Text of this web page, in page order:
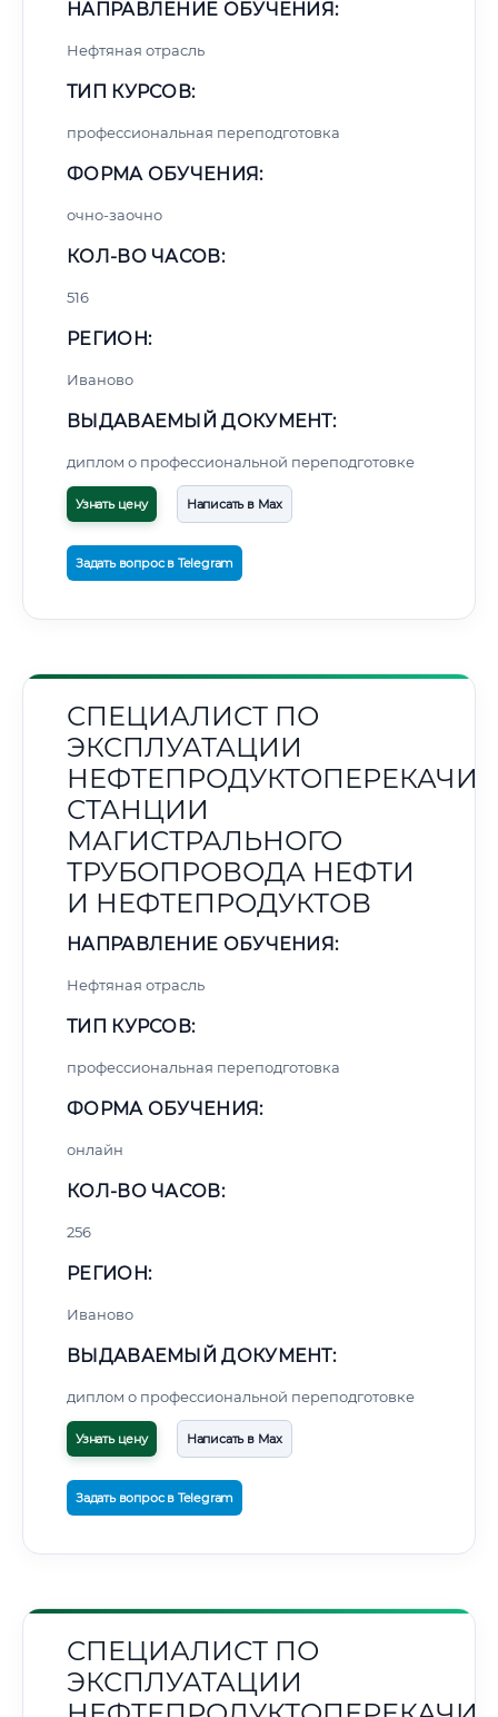
НАПРАВЛЕНИЕ ОБУЧЕНИЯ:
Нефтяная отрасль
ТИП КУРСОВ:
профессиональная переподготовка
ФОРМА ОБУЧЕНИЯ:
очно-заочно
КОЛ-ВО ЧАСОВ:
516
РЕГИОН:
Иваново
ВЫДАВАЕМЫЙ ДОКУМЕНТ:
диплом о профессиональной переподготовке
Узнать цену Написать в Max
Задать вопрос в Telegram
СПЕЦИАЛИСТ ПО
ЭКСПЛУАТАЦИИ
СТАНЦИИ
МАГИСТРАЛЬНОГО
ТРУБОПРОВОДА НЕФТИ
И НЕФТЕПРОДУКТОВ
НАПРАВЛЕНИЕ ОБУЧЕНИЯ:
Нефтяная отрасль
ТИП КУРСОВ:
профессиональная переподготовка
ФОРМА ОБУЧЕНИЯ:
онлайн
КОЛ-ВО ЧАСОВ:
256
РЕГИОН:
Иваново
ВЫДАВАЕМЫЙ ДОКУМЕНТ:
диплом о профессиональной переподготовке
Узнать цену Написать в Max
Задать вопрос в Telegram
СПЕЦИАЛИСТ ПО
ЭКСПЛУАТАЦИИ